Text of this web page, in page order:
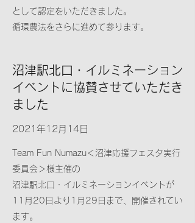
として認定をいただきました。
循環農法をさらに進めて参ります。
沼津駅北口・イルミネーション
イベントに協賛させていただき
ました
2021年12月14日
Team Fun Numazu＜沼津応援フェスタ実行
委員会＞様主催の
沼津駅北口・イルミネーションイベントが
11月20日より1月29日まで、開催されてい
ます。